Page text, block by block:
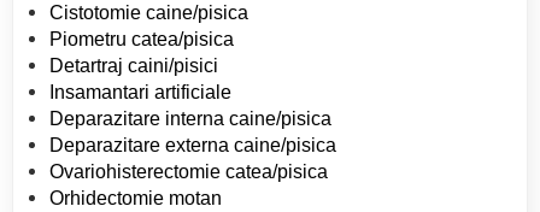
Cistotomie caine/pisica
Piometru catea/pisica
Detartraj caini/pisici
Insamantari artificiale
Deparazitare interna caine/pisica
Deparazitare externa caine/pisica
Ovariohisterectomie catea/pisica
Orhidectomie motan